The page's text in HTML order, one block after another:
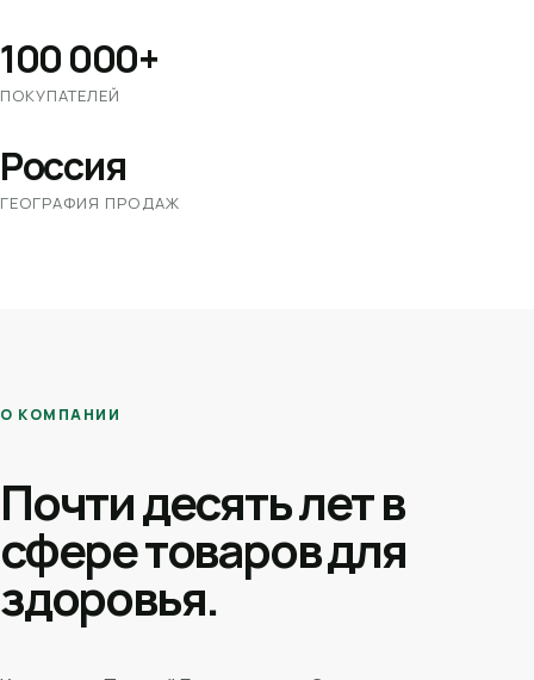
100 000+
ПОКУПАТЕЛЕЙ
Россия
ГЕОГРАФИЯ ПРОДАЖ
О КОМПАНИИ
Почти десять лет в
сфере товаров для
здоровья.